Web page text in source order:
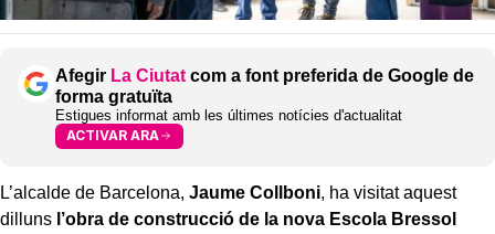
Afegir La Ciutat com a font preferida de Google de
forma gratuïta
Estigues informat amb les últimes notícies d'actualitat
ACTIVAR ARA
L’alcalde de Barcelona, Jaume Collboni, ha visitat aquest
dilluns l’obra de construcció de la nova Escola Bressol